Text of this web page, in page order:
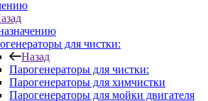
для чистки:
Назад
Парогенераторы для чистки:
Парогенераторы для химчистки
Парогенераторы для мойки двигателя